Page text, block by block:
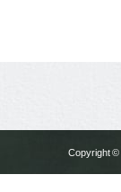
Copyright ©